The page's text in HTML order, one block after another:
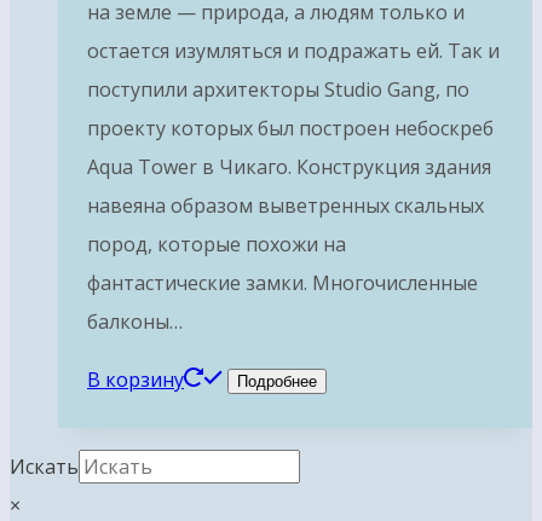
на земле — природа, а людям только и
остается изумляться и подражать ей. Так и
поступили архитекторы Studio Gang, по
проекту которых был построен небоскреб
Aqua Tower в Чикаго. Конструкция здания
навеяна образом выветренных скальных
пород, которые похожи на
фантастические замки. Многочисленные
балконы…
В корзину Подробнее
Искать
×